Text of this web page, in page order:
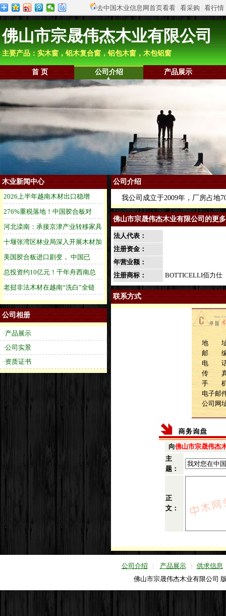
去中国木业信息网首页看看 | 看采购 | 看行情
佛山市宗晟伟杰木业有限公司
主要产品：实木窗，铝木复合窗，铝包木窗，木包铝窗
首 页 公司介绍 产品展示
木业新闻中心
公司相册
·产品展示
·公司实景
·资质证书
公司介绍
我公司成立于2009年，厂房占地
佛山市宗晟伟杰木业有限公司的更
法人代表：
注册资金：
年营业额：
注册商标：
BOTTICELLI佰力仕
联系方式
地 址
邮 编
电 话
传 真
手 机
电子邮
公司网
向佛山市宗晟伟杰
主
题：
正
文：
公司介绍 | 产品展示 |
供求信息
佛山市宗晟伟杰木业有限公司